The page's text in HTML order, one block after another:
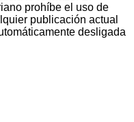
prohíbe el uso de
publicación actual
desligada